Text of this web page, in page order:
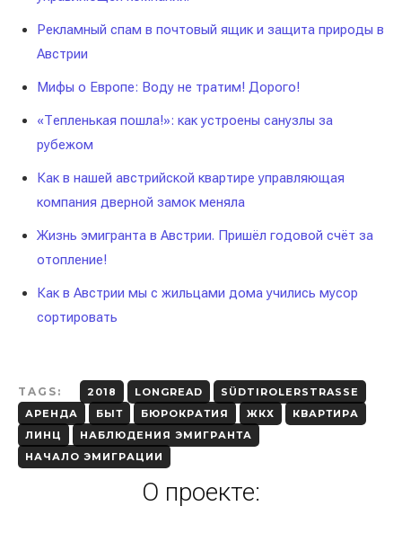
Рекламный спам в почтовый ящик и защита природы в
Австрии
Мифы о Европе: Воду не тратим! Дорого!
«Тепленькая пошла!»: как устроены санузлы за
рубежом
Как в нашей австрийской квартире управляющая
компания дверной замок меняла
Жизнь эмигранта в Австрии. Пришёл годовой счёт за
отопление!
Как в Австрии мы с жильцами дома учились мусор
сортировать
TAGS: 2018 LONGREAD
SÜDTIROLERSTRASSE
АРЕНДА
БЫТ БЮРОКРАТИЯ ЖКХ
КВАРТИРА
ЛИНЦ
НАБЛЮДЕНИЯ ЭМИГРАНТА
НАЧАЛО ЭМИГРАЦИИ
О проекте: